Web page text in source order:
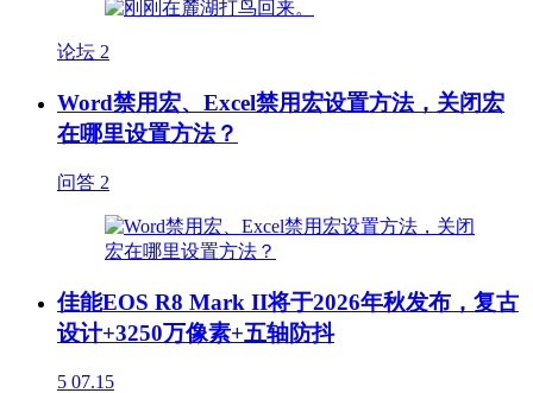
论坛 2
Word禁用宏、Excel禁用宏设置方法，关闭宏
在哪里设置方法？
问答 2
佳能EOS R8 Mark II将于2026年秋发布，复古
设计+3250万像素+五轴防抖
5 07.15